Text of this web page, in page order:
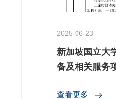
2025-06-23
新加坡国立大
备及相关服务
查看更多